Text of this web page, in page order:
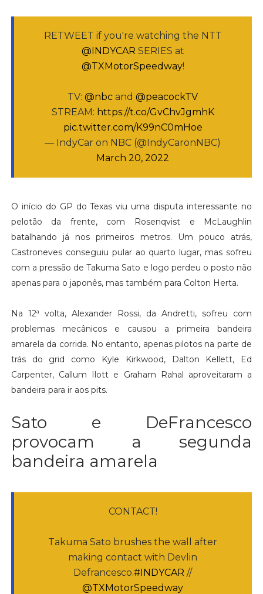
RETWEET if you're watching the NTT
@INDYCAR SERIES at
@TXMotorSpeedway!
TV:@nbc and@peacockTV
STREAM: https://t.co/GvChvJgmhK
pic.twitter.com/K99nC0mHoe
— IndyCar on NBC (@IndyCaronNBC)
March 20, 2022
O início do GP do Texas viu uma disputa interessante no
pelotão da frente, com Rosenqvist e McLaughlin
batalhando já nos primeiros metros. Um pouco atrás,
Castroneves conseguiu pular ao quarto lugar, mas sofreu
com a pressão de Takuma Sato e logo perdeu o posto não
apenas para o japonês, mas também para Colton Herta.
Na 12ª volta, Alexander Rossi, da Andretti, sofreu com
problemas mecânicos e causou a primeira bandeira
amarela da corrida. No entanto, apenas pilotos na parte de
trás do grid como Kyle Kirkwood, Dalton Kellett, Ed
Carpenter, Callum Ilott e Graham Rahal aproveitaram a
bandeira para ir aos pits.
Sato e DeFrancesco
provocam a segunda
bandeira amarela
CONTACT!
Takuma Sato brushes the wall after
making contact with Devlin
Defrancesco.#INDYCAR //
@TXMotorSpeedway